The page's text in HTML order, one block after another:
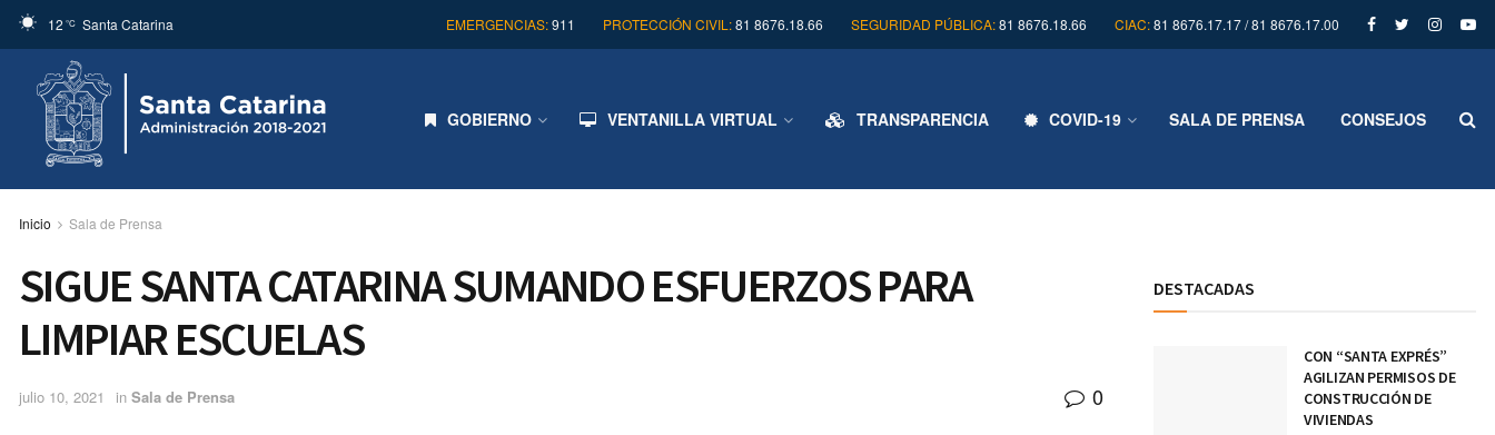
12 °C Santa Catarina EMERGENCIAS:911 PROTECCIÓN CIVIL:81 8676.18.66 SEGURIDAD PÚBLICA:81 8676.18.66 CIAC:81 8676.17.17 / 81 8676.17.00
GOBIERNO VENTANILLA VIRTUAL TRANSPARENCIA COVID-19 SALA DE PRENSA CONSEJOS
Inicio Sala de Prensa
SIGUE SANTA CATARINA SUMANDO ESFUERZOS PARA
LIMPIAR ESCUELAS
julio 10, 2021 in Sala de Prensa 0
DESTACADAS
CON “SANTA EXPRÉS”
AGILIZAN PERMISOS DE
CONSTRUCCIÓN DE
VIVIENDAS